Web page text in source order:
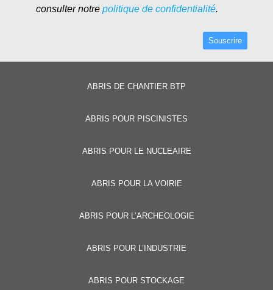
consulter notre politique de confidentialité.
Souscrire
ABRIS DE CHANTIER BTP
ABRIS POUR PISCINISTES
ABRIS POUR LE NUCLEAIRE
ABRIS POUR LA VOIRIE
ABRIS POUR L’ARCHEOLOGIE
ABRIS POUR L’INDUSTRIE
ABRIS POUR STOCKAGE